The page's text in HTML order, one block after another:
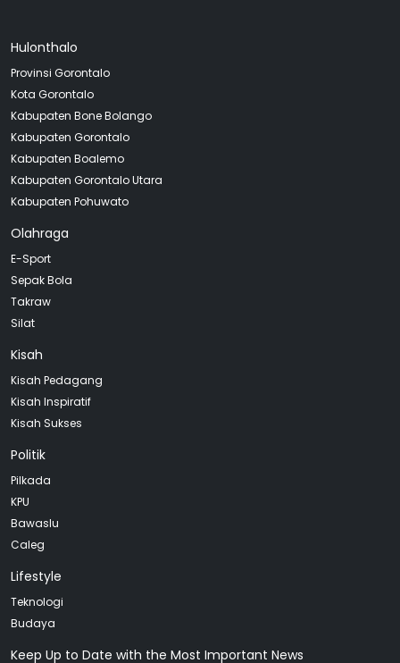
Hulonthalo
Provinsi Gorontalo
Kota Gorontalo
Kabupaten Bone Bolango
Kabupaten Gorontalo
Kabupaten Boalemo
Kabupaten Gorontalo Utara
Kabupaten Pohuwato
Olahraga
E-Sport
Sepak Bola
Takraw
Silat
Kisah
Kisah Pedagang
Kisah Inspiratif
Kisah Sukses
Politik
Pilkada
KPU
Bawaslu
Caleg
Lifestyle
Teknologi
Budaya
Keep Up to Date with the Most Important News